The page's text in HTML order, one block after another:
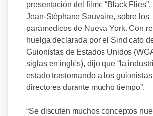
presentación del filme “Black
Jean-Stéphane Sauvaire, sobre los
paramédicos de Nueva York. Con
huelga declarada por el Sindicato
Guionistas de Estados Unidos
siglas en inglés), dijo que “la
estado trastornando a los
directores durante mucho tiempo”.
“Se discuten muchos conceptos